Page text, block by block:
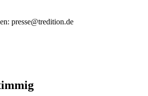
presse@tredition.de